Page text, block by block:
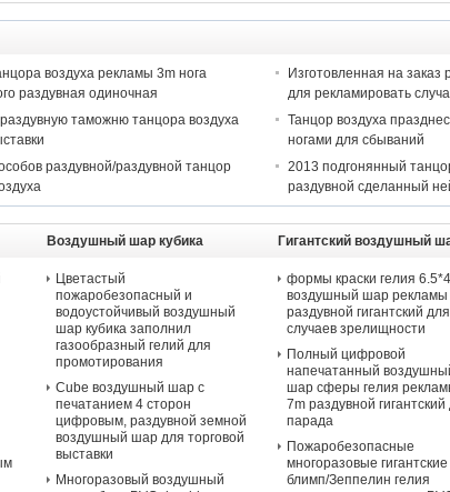
воздуха рекламы 3m нога
раздувная одиночная
Изготовленная на заказ
для рекламировать
таможню танцора воздуха
Танцор воздуха
ногами для сбываний
раздувной/раздувной танцор
2013 подгонянный
раздувной сделанный
Воздушный шар кубика
Цветастый
пожаробезопасный и
водоустойчивый воздушный
шар кубика заполнил
газообразный гелий для
промотирования
Cube воздушный шар с
печатанием 4 сторон
цифровым, раздувной земной
воздушный шар для торговой
выставки
Многоразовый воздушный
Гигантский воздушный
рекламы
формы краски гелия
воздушный шар рекламы
раздувной гигантский для
случаев зрелищности
Полный цифровой
напечатанный
шар сферы гелия
7m раздувной гигантский
парада
Пожаробезопасные
многоразовые гигантские
блимп/Зеппелин гелия